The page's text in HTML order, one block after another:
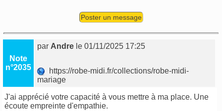
Poster un message
Note
n°2035
par Andre le 01/11/2025 17:25
https://robe-midi.fr/collections/robe-midi-
mariage
J'ai apprécié votre capacité à vous mettre à ma place. Une
écoute empreinte d'empathie.